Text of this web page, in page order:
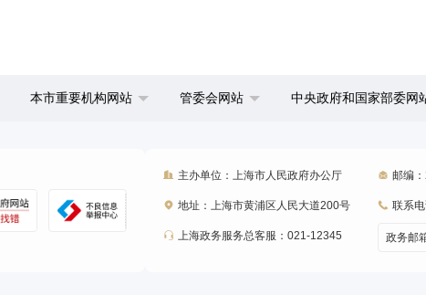
本市重要机构网站 管委会网站 中央政府和国家部委网
主办单位：上海市人民政府办公厅
地址：上海市黄浦区人民大道200号
上海政务服务总客服：021-12345
邮编
联系
政务邮